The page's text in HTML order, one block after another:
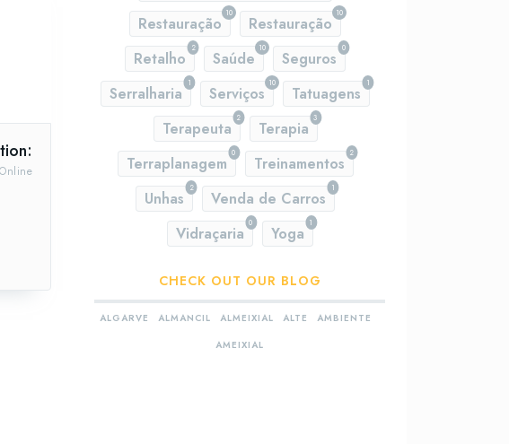
Online
10
Restauração
10
Restauração
2
Retalho
10
Saúde
0
Seguros
1
Serralharia
10
Serviços
1
Tatuagens
2
Terapeuta
3
Terapia
0
Terraplanagem
2
Treinamentos
2
Unhas
1
Venda de Carros
0
Vidraçaria
1
Yoga
CHECK OUT OUR BLOG
ALGARVE ALMANCIL ALMEIXIAL ALTE
AMBIENTE
AMEIXIAL